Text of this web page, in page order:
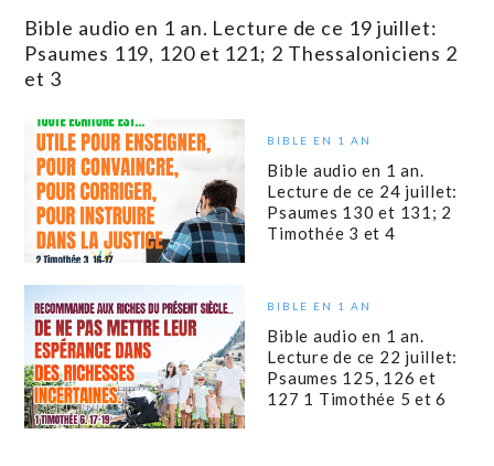
Bible audio en 1 an. Lecture de ce 19 juillet:
Psaumes 119, 120 et 121; 2 Thessaloniciens 2
et 3
BIBLE EN 1 AN
Bible audio en 1 an.
Lecture de ce 24 juillet:
Psaumes 130 et 131; 2
Timothée 3 et 4
BIBLE EN 1 AN
Bible audio en 1 an.
Lecture de ce 22 juillet:
Psaumes 125, 126 et
127 1 Timothée 5 et 6